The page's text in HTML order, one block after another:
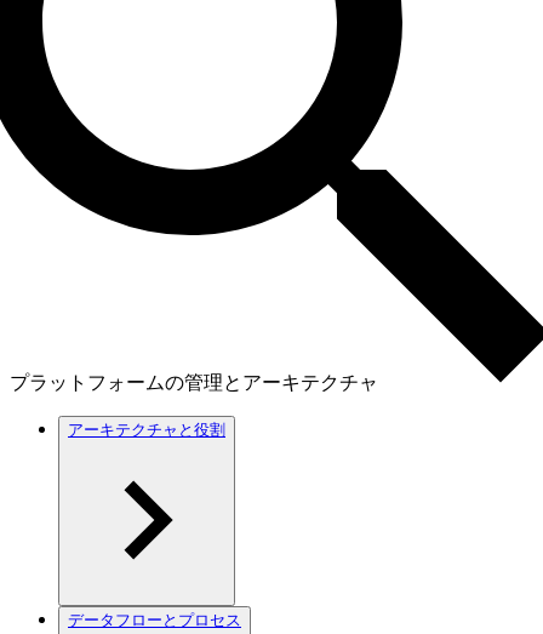
プラットフォームの管理とアーキテクチャ
アーキテクチャと役割
データフローとプロセス